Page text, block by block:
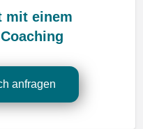
mit einem
anfragen